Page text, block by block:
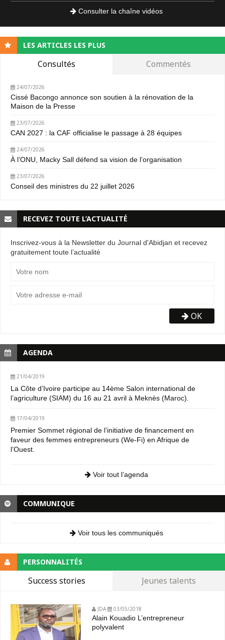
Consulter la chaîne vidéos
LES ARTICLES LES PLUS
Consultés Commentés
24/07/2026
Cissé Bacongo annonce son soutien à la rénovation de la
Maison de la Presse
23/07/2026
CAN 2027 : la CAF officialise le passage à 28 équipes
24/07/2026
À l’ONU, Macky Sall défend sa vision de l’organisation
23/07/2026
Conseil des ministres du 22 juillet 2026
RECEVEZ TOUTE L’ACTUALITÉ
Inscrivez-vous à la Newsletter du Journal d'Abidjan et recevez
gratuitement toute l’actualité
OK
AGENDA
21/04/2019
La Côte d’Ivoire participe au 14ème Salon international de
l’agriculture (SIAM) du 16 au 21 avril à Meknès (Maroc).
17/04/2019
Premier Sommet régional de l’initiative de financement en
faveur des femmes entrepreneurs (We-Fi) en Afrique de
l’Ouest.
Voir tout l’agenda
COMMUNIQUE
Voir tous les communiqués
PERSONNALITÉS
Success stories Jeunes talents
JDA 03/05/2018
Alain Kouadio L’entrepreneur
polyvalent